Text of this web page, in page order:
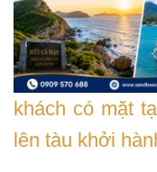
khách có mặt
lên tàu khởi